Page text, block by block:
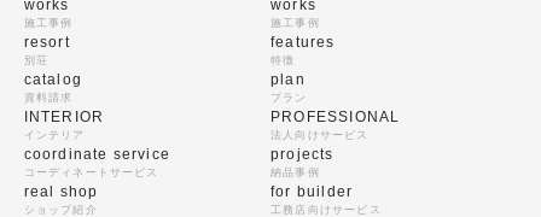
works
施工事例
resort
別荘
catalog
資料請求
works
施工事例
features
特徴
plan
プラン
INTERIOR
インテリア
coordinate service
コーディネートサービス
real shop
ショップ紹介
PROFESSIONAL
法人向けサービス
projects
納品事例
for builder
工務店向けサービス